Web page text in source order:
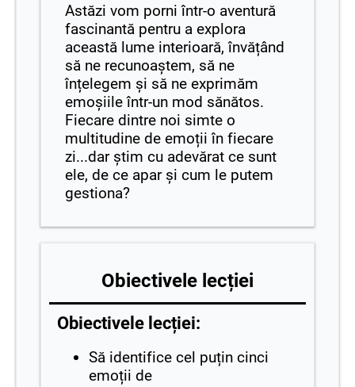
Astăzi vom porni într-o aventură
fascinantă pentru a explora
această lume interioară, învățând
să ne recunoaștem, să ne
înțelegem și să ne exprimăm
emoșiile într-un mod sănătos.
Fiecare dintre noi simte o
multitudine de emoții în fiecare
zi...dar știm cu adevărat ce sunt
ele, de ce apar și cum le putem
gestiona?
Obiectivele lecției
Obiectivele lecției:
Să identifice cel puțin cinci
emoții de